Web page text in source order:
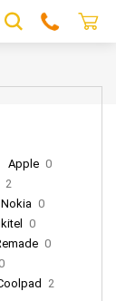
Apple 0
2
Nokia 0
0
0
2